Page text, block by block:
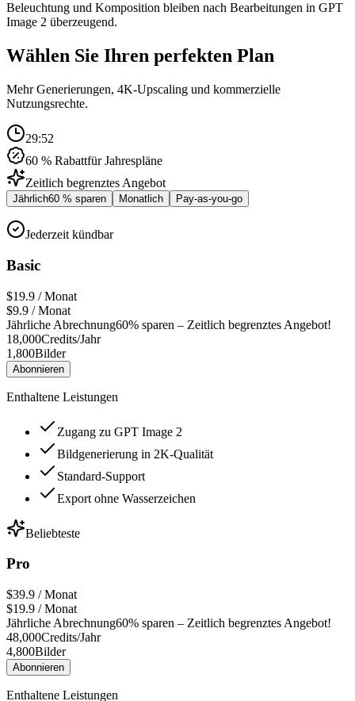
Beleuchtung und Komposition bleiben nach Bearbeitungen in GPT
Image 2 überzeugend.
Wählen Sie Ihren perfekten Plan
Mehr Generierungen, 4K-Upscaling und kommerzielle
Nutzungsrechte.
29:51
60 % Rabattfür Jahrespläne
Zeitlich begrenztes Angebot
Jährlich60 % sparen Monatlich Pay-as-you-go
Jederzeit kündbar
Basic
$19.9 / Monat
$9.9 / Monat
Jährliche Abrechnung60% sparen – Zeitlich begrenztes Angebot!
18,000Credits/Jahr
1,800Bilder
Abonnieren
Enthaltene Leistungen
Zugang zu GPT Image 2
Bildgenerierung in 2K-Qualität
Standard-Support
Export ohne Wasserzeichen
Beliebteste
Pro
$39.9 / Monat
$19.9 / Monat
Jährliche Abrechnung60% sparen – Zeitlich begrenztes Angebot!
48,000Credits/Jahr
4,800Bilder
Abonnieren
Enthaltene Leistungen